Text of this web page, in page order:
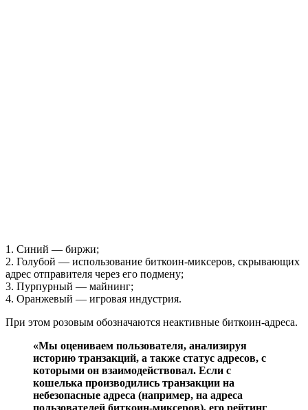
1. Синий — биржи;
2. Голубой — использование биткоин-миксеров, скрывающих
адрес отправителя через его подмену;
3. Пурпурный — майнинг;
4. Оранжевый — игровая индустрия.
При этом розовым обозначаются неактивные биткоин-адреса.
«Мы оцениваем пользователя, анализируя
историю транзакций, а также статус адресов, с
которыми он взаимодействовал. Если с
кошелька производились транзакции на
небезопасные адреса (например, на адреса
пользователей биткоин-миксеров), его рейтинг